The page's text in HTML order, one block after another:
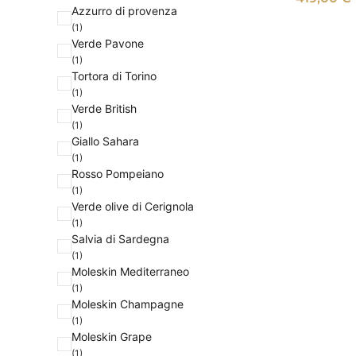
e
e
Azzurro di provenza
(1)
Verde Pavone
(1)
Tortora di Torino
(1)
Verde British
(1)
Giallo Sahara
(1)
Rosso Pompeiano
(1)
Verde olive di Cerignola
(1)
Salvia di Sardegna
(1)
Moleskin Mediterraneo
(1)
Moleskin Champagne
(1)
Moleskin Grape
(1)